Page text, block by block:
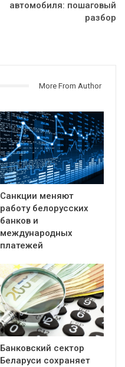
автомобиля: пошаговый
разбор
More From Author
Санкции меняют
работу белорусских
банков и
международных
платежей
Банковский сектор
Беларуси сохраняет